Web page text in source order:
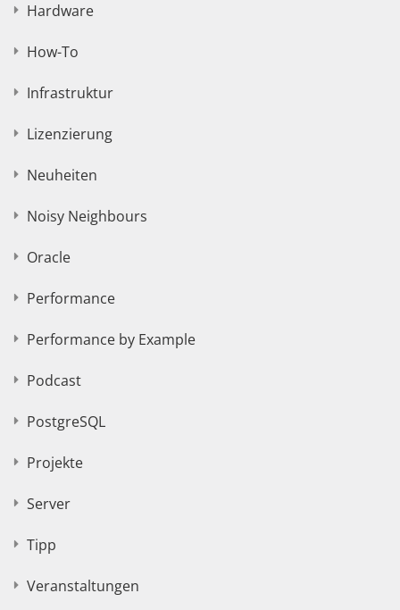
Hardware
How-To
Infrastruktur
Lizenzierung
Neuheiten
Noisy Neighbours
Oracle
Performance
Performance by Example
Podcast
PostgreSQL
Projekte
Server
Tipp
Veranstaltungen